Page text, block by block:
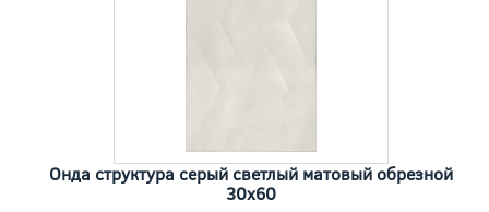
Онда структура серый светлый матовый обрезной
30x60